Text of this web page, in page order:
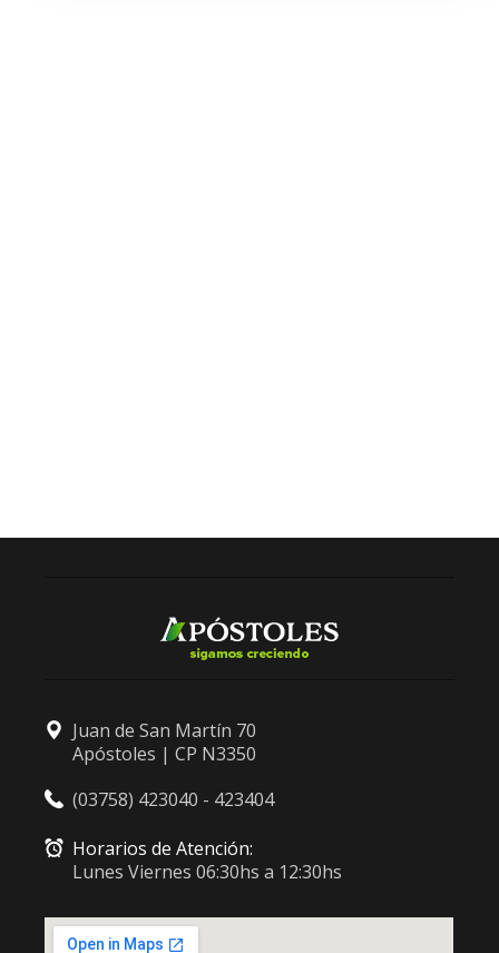
Juan de San Martín 70
Apóstoles | CP N3350
(03758) 423040 - 423404
Horarios de Atención:
Lunes Viernes 06:30hs a 12:30hs